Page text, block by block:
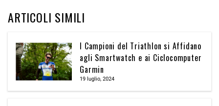
ARTICOLI SIMILI
I Campioni del Triathlon si Affidano
agli Smartwatch e ai Ciclocomputer
Garmin
19 luglio, 2024